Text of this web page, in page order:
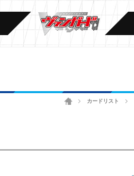
ホームカードリスト